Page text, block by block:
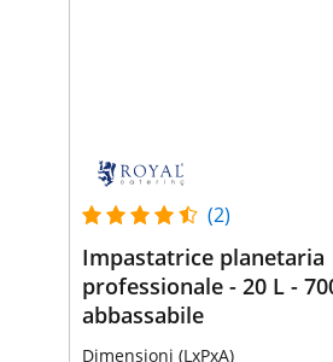
(2)
Impastatrice planetaria
professionale - 20 L -
abbassabile
Dimensioni (LxPxA)